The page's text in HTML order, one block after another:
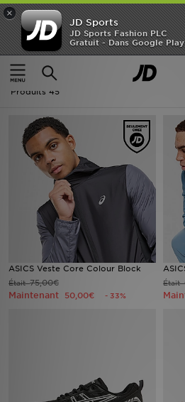
×
JD Sports
JD Sports Fashion PLC
Gratuit - Dans Google Play
Accueil
Homme
Soldes | Homme - ASICS
Produits 45
ASICS Veste Core Colour Block
Était75,00€
Maintenant 50,00€ - 33%
Était
Accueil
Nouveautés
Homme
Femme
Enfant
Collections
Marques
Football
Sports
Suivre Ma Commande